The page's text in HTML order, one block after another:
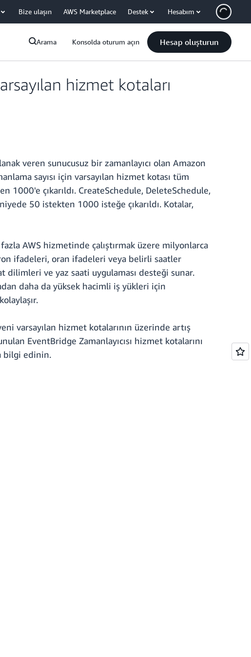
Bize ulaşın AWS Marketplace Destek Hesabım
Arama Konsolda oturum açın Hesap oluşturun
hizmet kotaları
veren sunucusuz bir zamanlayıcı olan Amazon
sayısı için varsayılan hizmet kotası tüm
1000'e çıkarıldı. CreateSchedule, DeleteSchedule,
50 istekten 1000 isteğe çıkarıldı. Kotalar,
AWS hizmetinde çalıştırmak üzere milyonlarca
ifadeleri, oran ifadeleri veya belirli saatler
dilimleri ve yaz saati uygulaması desteği sunar.
daha da yüksek hacimli iş yükleri için
varsayılan hizmet kotalarının üzerinde artış
EventBridge Zamanlayıcısı hizmet kotalarını
bilgi edinin.